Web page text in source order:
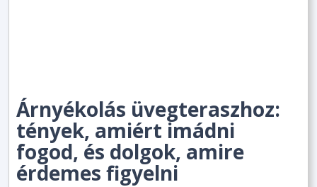
Árnyékolás üvegteraszhoz:
tények, amiért imádni
fogod, és dolgok, amire
érdemes figyelni